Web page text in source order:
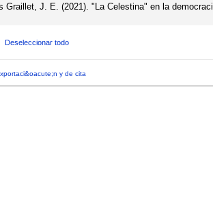
Graillet, J. E. (2021). "La Celestina" en la
Deseleccionar todo
y de cita